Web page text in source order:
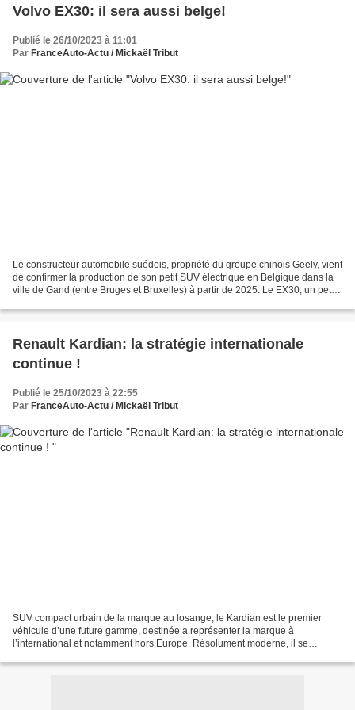
Volvo EX30: il sera aussi belge!
Publié le 26/10/2023 à 11:01
Par FranceAuto-Actu / Mickaël Tribut
Le constructeur automobile suédois, propriété du groupe chinois Geely, vient
de confirmer la production de son petit SUV électrique en Belgique dans la
ville de Gand (entre Bruges et Bruxelles) à partir de 2025. Le EX30, un petit
Renault Kardian: la stratégie internationale
continue !
Publié le 25/10/2023 à 22:55
Par FranceAuto-Actu / Mickaël Tribut
SUV compact urbain de la marque au losange, le Kardian est le premier
véhicule d’une future gamme, destinée a représenter la marque à
l’international et notamment hors Europe. Résolument moderne, il se